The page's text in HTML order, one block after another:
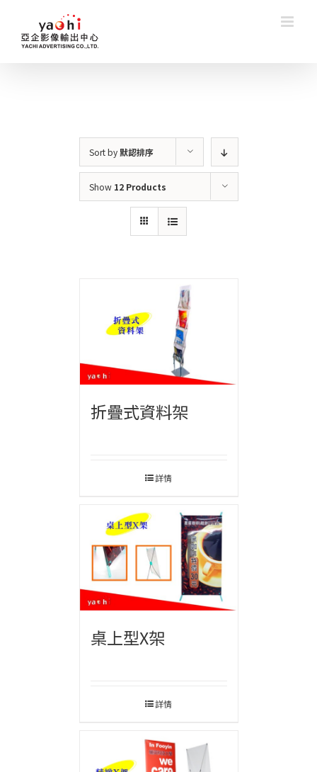
content
Sort by默認排序
Show 12 Products
折疊式資料架
詳情
桌上型X架
詳情